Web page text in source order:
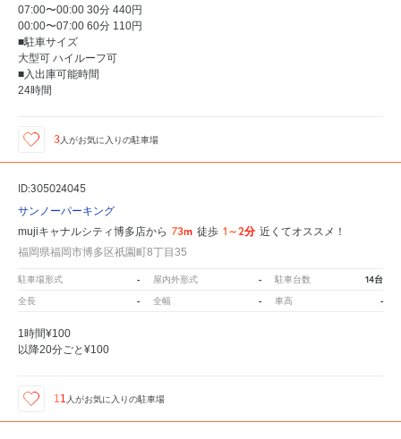
07:00〜00:00 30分 440円
00:00〜07:00 60分 110円
■駐車サイズ
大型可 ハイルーフ可
■入出庫可能時間
24時間
3 人がお気に入りの駐車場
ID:305024045
サンノーパーキング
mujiキャナルシティ博多店から 73m 徒歩 1～2分 近くてオススメ！
福岡県福岡市博多区祇園町8丁目35
駐車場形式 - 屋内外形式 - 駐車台数 14台
全長 - 全幅 - 車高 -
1時間¥100
以降20分ごと¥100
11 人がお気に入りの駐車場